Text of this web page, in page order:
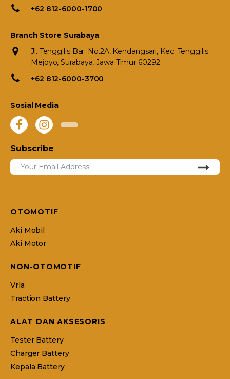
+62 812-6000-1700
Branch Store Surabaya
Jl. Tenggilis Bar. No.2A, Kendangsari, Kec. Tenggilis
Mejoyo, Surabaya, Jawa Timur 60292
+62 812-6000-3700
Sosial Media
Subscribe
OTOMOTIF
Aki Mobil
Aki Motor
NON-OTOMOTIF
Vrla
Traction Battery
ALAT DAN AKSESORIS
Tester Battery
Charger Battery
Kepala Battery